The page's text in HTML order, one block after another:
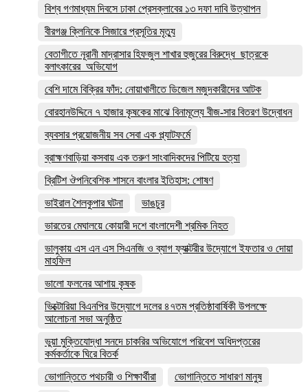
বিশ্ব গণমাধ্যম দিবসে ঢাকা প্রেসক্লাবের ১৩ দফা দাবি উত্থাপন
বীরগঞ্জ ক্লিনিকে সিজারে প্রসূতির মৃত্যু
বেতাগীতে নূরানী মাদ্রাসার হিফজুল শাখার হুজুরের বিরুদ্ধে ছাত্রকে
বলাৎকারের অভিযোগ
বেশি দামে বিক্রির ফাঁদ: নোয়াখালীতে ডিজেল মজুদকারীদের আটক
বোরহানউদ্দিনে ৭ হাজার কৃষকের মাঝে বিনামূল্যে বীজ-সার বিতরণ উদ্বোধন
ব্যবসার প্রয়োজনীয় সব সেবা এক প্ল্যাটফর্মে
ব্রাহ্মণবাড়িয়া কসবায় এক তরুণ সাংবাদিকদের পিটিয়ে হত্যা
ব্রিটিশ ঔপনিবেশিক শাসনে বাংলার ইতিহাস: শোষণ
ভাইরাল শৈলকুপার ঘটনা
ভাঙচুর
ভারতের মেঘালয়ে কোয়ারী দশে বাংলাদেশী শ্রমিক নিহত
ভালুকায় এস এন এস সিএনজি ও ব্যাগ ফ্যাক্টরীর উদ্যোগে ইফতার ও দোয়া
মাহফিল
ভালো ফলনের আশায় কৃষক
ভিক্টোরিয়া বিএনপির উদ্যোগে দলের ৪৭তম প্রতিষ্ঠাবার্ষিকী উপলক্ষে
আলোচনা সভা অনুষ্ঠিত
ভুয়া মুক্তিযোদ্ধা সনদে চাকরির অভিযোগে পরিবেশ অধিদপ্তরের
কর্মকর্তাকে ঘিরে বিতর্ক
ভোগান্তিতে পথচারী ও শিক্ষার্থীরা
ভোগান্তিতে সাধারণ মানুষ